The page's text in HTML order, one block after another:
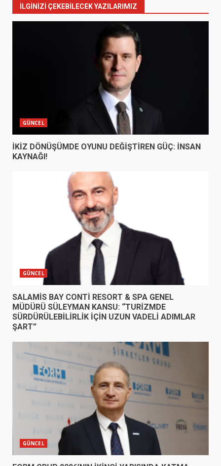
İLGINIZI ÇEKEBILECEK YAZILARIMIZ
GÜNCEL
İKİZ DÖNÜŞÜMDE OYUNU DEĞİŞTİREN GÜÇ: İNSAN
KAYNAĞI!
GÜNCEL
SALAMİS BAY CONTİ RESORT & SPA GENEL
MÜDÜRÜ SÜLEYMAN KANSU: “TURİZMDE
SÜRDÜRÜLEBİLİRLİK İÇİN UZUN VADELİ ADIMLAR
ŞART”
GÜNCEL